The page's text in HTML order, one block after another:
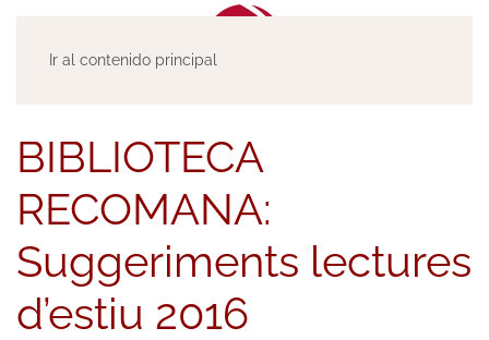
Ir al contenido principal
BIBLIOTECA
RECOMANA:
Suggeriments lectures
d’estiu 2016